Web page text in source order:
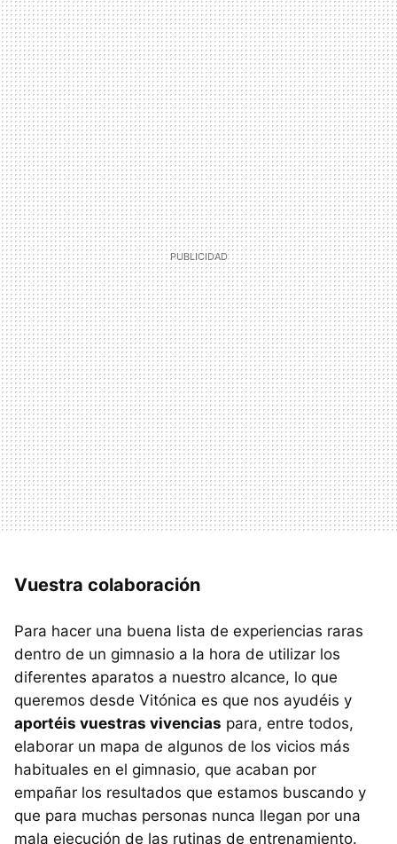
Vuestra colaboración
Para hacer una buena lista de experiencias raras
dentro de un gimnasio a la hora de utilizar los
diferentes aparatos a nuestro alcance, lo que
queremos desde Vitónica es que nos ayudéis y
aportéis vuestras vivencias para, entre todos,
elaborar un mapa de algunos de los vicios más
habituales en el gimnasio, que acaban por
empañar los resultados que estamos buscando y
que para muchas personas nunca llegan por una
mala ejecución de las rutinas de entrenamiento.